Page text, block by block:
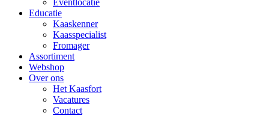
Eventlocatie
Educatie
Kaaskenner
Kaasspecialist
Fromager
Assortiment
Webshop
Over ons
Het Kaasfort
Vacatures
Contact